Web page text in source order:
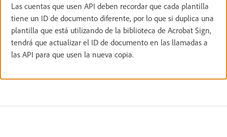
Las cuentas que usen API deben recordar que cada plantilla
tiene un ID de documento diferente, por lo que si duplica una
plantilla que está utilizando de la biblioteca de Acrobat Sign,
tendrá que actualizar el ID de documento en las llamadas a
las API para que usen la nueva copia.